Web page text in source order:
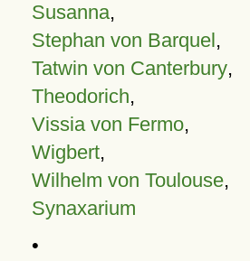
Susanna,
Stephan von Barquel,
Tatwin von Canterbury,
Theodorich,
Vissia von Fermo,
Wigbert,
Wilhelm von Toulouse,
Synaxarium
•